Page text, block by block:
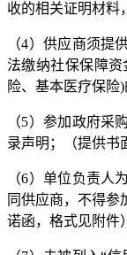
收的相关证明材料
（4）供应商须提
法缴纳社保保障
险、基本医疗保险)
（5）参加政府采
录声明；
（提供书
（6）单位负责人
同供应商，不得参
诺函， 格式见附件）